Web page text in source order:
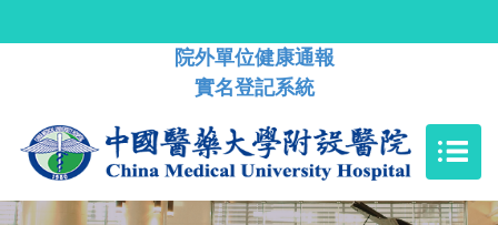
院外單位健康通報
實名登記系統